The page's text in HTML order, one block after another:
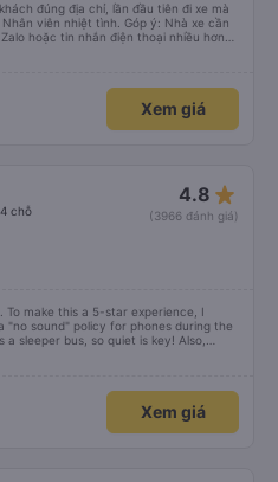
đúng địa chỉ, lần đầu tiên đi xe mà
viên nhiệt tình. Góp ý: Nhà xe cần
hoặc tin nhắn điện thoại nhiều hơn
là khách đặt vé qua App. Chân thành
Xem giá
chỗ
4.8 star_rate
(3966 đánh giá)
To make this a 5-star experience, I
"no sound" policy for phones during the
sleeper bus, so quiet is key! Also,
inside the cabin for convenience. I
âm thanh điện thoại) vào ban đêm
ngủ. Ngoài ra, nhà xe nên dán sẵn mật
dàng sử dụng. Tôi vẫn sẽ tiếp tục ủng
Xem giá